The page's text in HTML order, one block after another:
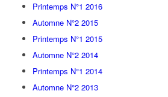
Printemps N°1 2016
Automne N°2 2015
Printemps N°1 2015
Automne N°2 2014
Printemps N°1 2014
Automne N°2 2013